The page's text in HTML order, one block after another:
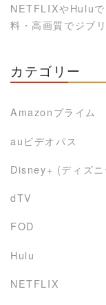
NETFLIXやHuluで
料・高画質でジブ
カテゴリー
Amazonプライム
auビデオパス
Disney+ (ディズニ
dTV
FOD
Hulu
NETFLIX